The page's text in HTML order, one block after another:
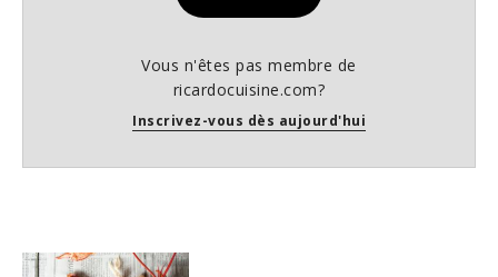
Vous n'êtes pas membre de
ricardocuisine.com?
Inscrivez-vous dès aujourd'hui